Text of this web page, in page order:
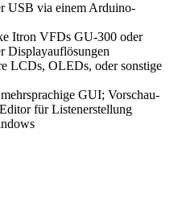
USB via einem Arduino-
Itron VFDs GU-300 oder
Displayauflösungen
LCDs, OLEDs, oder sonstige
GUI; Vorschau-
für Listenerstellung